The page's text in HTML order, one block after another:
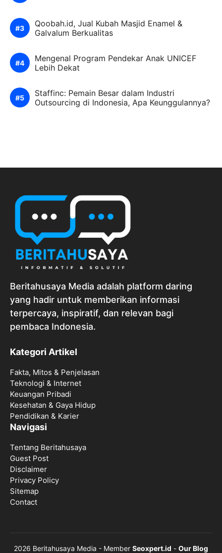
Qoobah.id, Jual Kubah Masjid Enamel &
Galvalum Berkualitas
Mengenal Program Pendekar Anak UNICEF
Lebih Dekat
Staffinc: Pemain Besar dalam Industri
Outsourcing di Indonesia, Apa Keunggulannya?
Beritahusaya Media adalah platform daring
yang hadir untuk memberikan informasi
terpercaya, inspiratif, dan relevan bagi
pembaca Indonesia.
Kategori Artikel
Fakta, Mitos & Penjelasan
Teknologi & Internet
Keuangan Pribadi
Kesehatan & Gaya Hidup
Pendidikan & Karier
Navigasi
Tentang Beritahusaya
Guest Post
Disclaimer
Privacy Policy
Sitemap
Contact
2026 Beritahusaya Media - Member Seoxpert.id - Our Blog